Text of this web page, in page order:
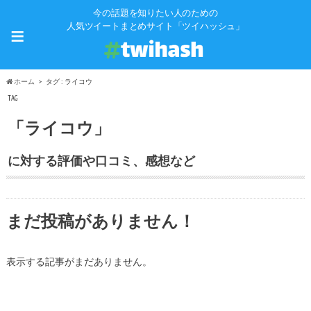
今の話題を知りたい人のための
人気ツイートまとめサイト「ツイハッシュ」
≡
ホーム タグ : ライコウ
TAG
「ライコウ」
に対する評価や口コミ、感想など
まだ投稿がありません！
表示する記事がまだありません。